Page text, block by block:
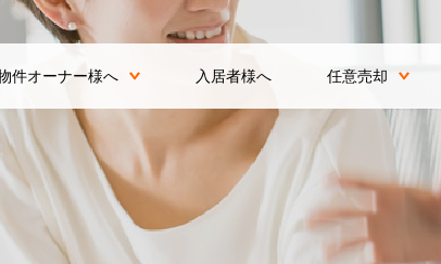
件オーナー様へ 入居者様へ 任意売却